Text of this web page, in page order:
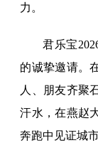
力。
君乐宝
的诚挚邀请。
人、朋友齐聚
汗水，在燕赵
奔跑中见证城